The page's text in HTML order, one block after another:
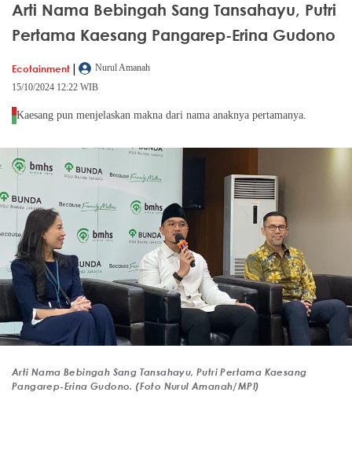
Arti Nama Bebingah Sang Tansahayu, Putri
Pertama Kaesang Pangarep-Erina Gudono
Ecotainment |
Nurul Amanah
15/10/2024 12:22 WIB
Kaesang pun menjelaskan makna dari nama anaknya pertamanya.
Arti Nama Bebingah Sang Tansahayu, Putri Pertama Kaesang
Pangarep-Erina Gudono. (Foto Nurul Amanah/MPI)